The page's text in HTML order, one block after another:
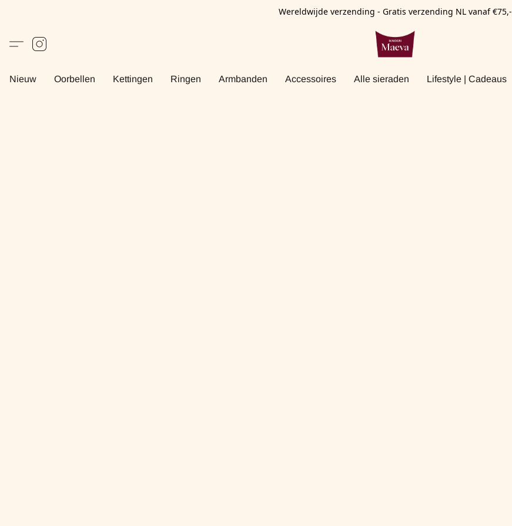
Wereldwijde verzending - Gratis verzending NL vanaf €75,-
Nieuw Oorbellen Kettingen Ringen Armbanden Accessoires Alle sieraden Lifestyle | Cadeaus